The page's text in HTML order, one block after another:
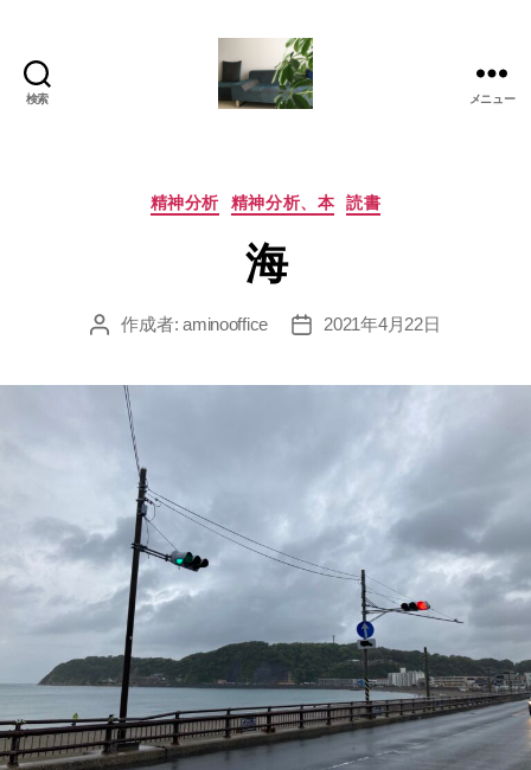
検索
美
か
も
あ
の
メニュー
カ
ゴ
リ
精神分析 精神分析、本 読書
海
投
作成者:aminooffice
投
2021年4月22日